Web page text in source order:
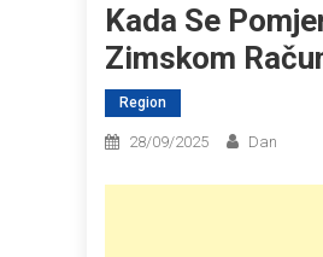
Kada Se
Zimskom
Region
28/09/2025 Dan